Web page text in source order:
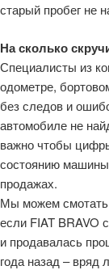
старый пробег не
На сколько
Специалисты из
одометре,
без следов и
автомобиле не
важно чтобы
состоянию
продажах.
Мы можем смотать
если FIAT BRAVO
и продавалась
года назад – вряд